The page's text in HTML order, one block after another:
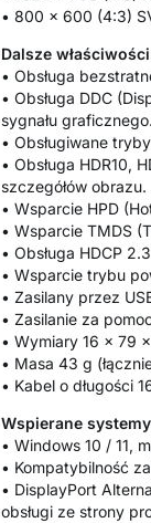
• 800 x 600 (4:3)
Dalsze
• Obsługa
• Obsługa DDC
sygnału graficznego.
• Obsługiwane
• Obsługa HDR10,
szczegółów obrazu.
• Wsparcie HPD
• Wsparcie TMDS
• Obsługa HDCP
• Wsparcie trybu
• Zasilany przez
• Zasilanie za
• Wymiary 16 x 79
• Masa 43 g
• Kabel o długości
Wspierane
• Windows 10 / 11,
• Kompatybilność
• DisplayPort
obsługi ze strony